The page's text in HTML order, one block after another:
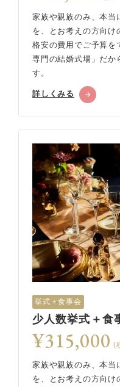
家族や親族のみ、本当
を、とお考えの方向け
格安の費用でご予算を
専門の結婚式場」だか
す。
詳しくみる
挙式＋食事会
少人数挙式＋食
¥315,000 (
家族や親族のみ、本当
を、とお考えの方向け